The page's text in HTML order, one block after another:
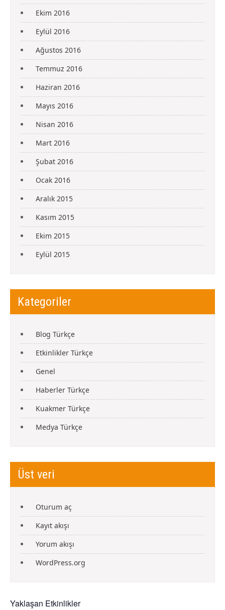
Ekim 2016
Eylül 2016
Ağustos 2016
Temmuz 2016
Haziran 2016
Mayıs 2016
Nisan 2016
Mart 2016
Şubat 2016
Ocak 2016
Aralık 2015
Kasım 2015
Ekim 2015
Eylül 2015
Kategoriler
Blog Türkçe
Etkinlikler Türkçe
Genel
Haberler Türkçe
Kuakmer Türkçe
Medya Türkçe
Üst veri
Oturum aç
Kayıt akışı
Yorum akışı
WordPress.org
Yaklaşan Etkinlikler